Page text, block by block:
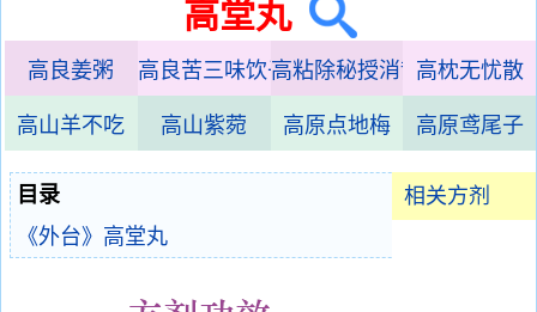
高堂丸
高良姜粥 高良苦三味饮子高粘除秘授消散败毒万应灵
高枕无忧散
高山羊不吃 高山紫菀 高原点地梅 高原鸢尾子
相关方剂
目录
《外台》高堂丸